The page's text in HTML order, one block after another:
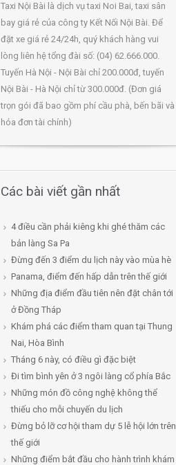
Taxi Nội Bài là dịch vụ taxi Noi Bai, taxi sân
bay giá rẻ của công ty Kết Nối Nội Bài. Để
đặt xe giá rẻ 24/24h, quý khách hàng vui
lòng liên hệ tổng đài số: (04) 62.666.000.
Tuyến Hà Nội - Nội Bài chỉ 200.000đ, tuyến
Nội Bài - Hà Nội chỉ từ 300.000đ. (Đơn giá
trọn gói đã bao gồm phí cầu phà, bến bãi và
hóa đơn tài chính)
Các bài viết gần nhất
4 điều cần phải kiêng khi ghé thăm các
bản làng Sa Pa
Đừng đến 3 điểm du lịch này vào mùa hè
Panama, điểm đến hấp dẫn trên thế giới
Những địa điểm đầu tiên nên đặt chân tới
ở Đồng Tháp
Khám phá các điểm tham quan tại Thung
Nai, Hòa Bình
Tháng 6 này, có điều gì đặc biệt
Đi tìm bình yên ở 3 ngôi làng cổ phía Bắc
Những món đồ công nghệ không thể
thiếu cho mỗi chuyến du lịch
Đừng bỏ lỡ cơ hội tham dự 5 lễ hội lớn trên
thế giới
Những điểm bắt đầu cho hành trình khám